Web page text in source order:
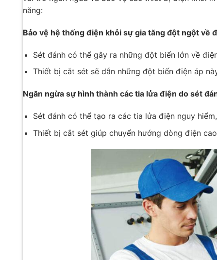
năng:
Bảo vệ hệ thống điện khỏi sự gia tăng đột ngột về
Sét đánh có thể gây ra những đột biến lớn về
Thiết bị cắt sét sẽ dẫn những đột biến điện áp
Ngăn ngừa sự hình thành các tia lửa điện do sét
Sét đánh có thể tạo ra các tia lửa điện nguy
Thiết bị cắt sét giúp chuyển hướng dòng điện